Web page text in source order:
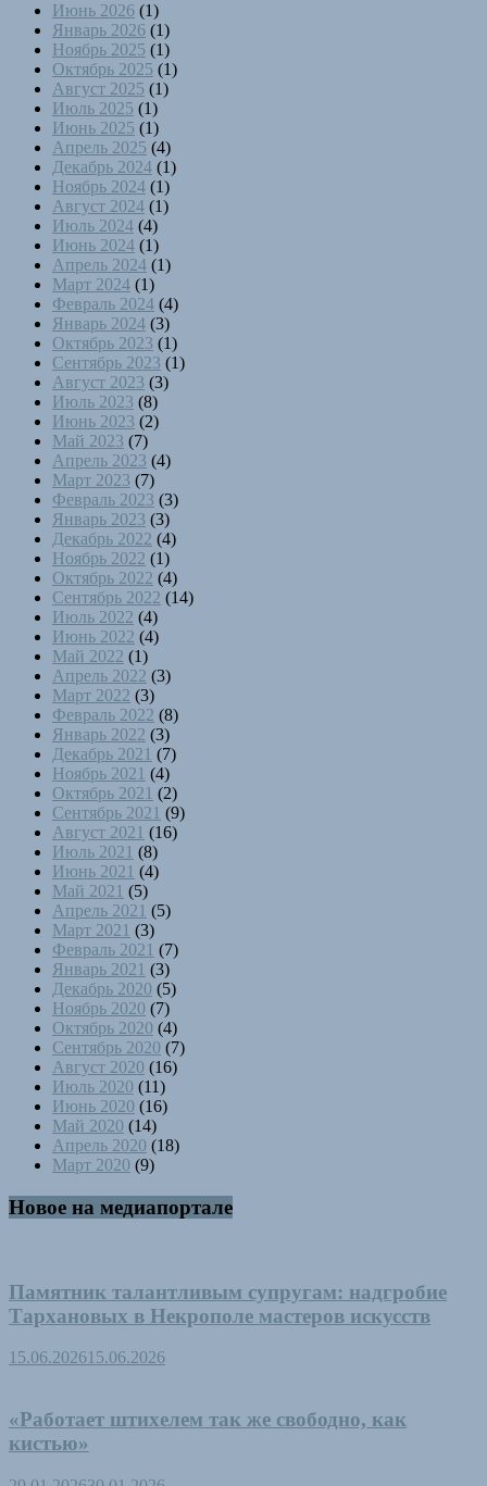
Июнь 2026 (1)
Январь 2026 (1)
Ноябрь 2025 (1)
Октябрь 2025 (1)
Август 2025 (1)
Июль 2025 (1)
Июнь 2025 (1)
Апрель 2025 (4)
Декабрь 2024 (1)
Ноябрь 2024 (1)
Август 2024 (1)
Июль 2024 (4)
Июнь 2024 (1)
Апрель 2024 (1)
Март 2024 (1)
Февраль 2024 (4)
Январь 2024 (3)
Октябрь 2023 (1)
Сентябрь 2023 (1)
Август 2023 (3)
Июль 2023 (8)
Июнь 2023 (2)
Май 2023 (7)
Апрель 2023 (4)
Март 2023 (7)
Февраль 2023 (3)
Январь 2023 (3)
Декабрь 2022 (4)
Ноябрь 2022 (1)
Октябрь 2022 (4)
Сентябрь 2022 (14)
Июль 2022 (4)
Июнь 2022 (4)
Май 2022 (1)
Апрель 2022 (3)
Март 2022 (3)
Февраль 2022 (8)
Январь 2022 (3)
Декабрь 2021 (7)
Ноябрь 2021 (4)
Октябрь 2021 (2)
Сентябрь 2021 (9)
Август 2021 (16)
Июль 2021 (8)
Июнь 2021 (4)
Май 2021 (5)
Апрель 2021 (5)
Март 2021 (3)
Февраль 2021 (7)
Январь 2021 (3)
Декабрь 2020 (5)
Ноябрь 2020 (7)
Октябрь 2020 (4)
Сентябрь 2020 (7)
Август 2020 (16)
Июль 2020 (11)
Июнь 2020 (16)
Май 2020 (14)
Апрель 2020 (18)
Март 2020 (9)
Новое на медиапортале
Памятник талантливым супругам: надгробие
Тархановых в Некрополе мастеров искусств
15.06.202615.06.2026
«Работает штихелем так же свободно, как
кистью»